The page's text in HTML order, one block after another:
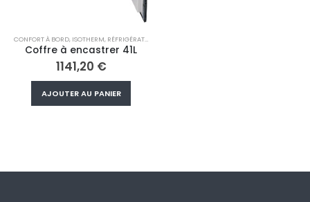
CONFORT À BORD, ISOTHERM, RÉFRIGÉRATEUR/CONGÉLATEUR MOBILE
Coffre à encastrer 41L
1141,20 €
AJOUTER AU PANIER